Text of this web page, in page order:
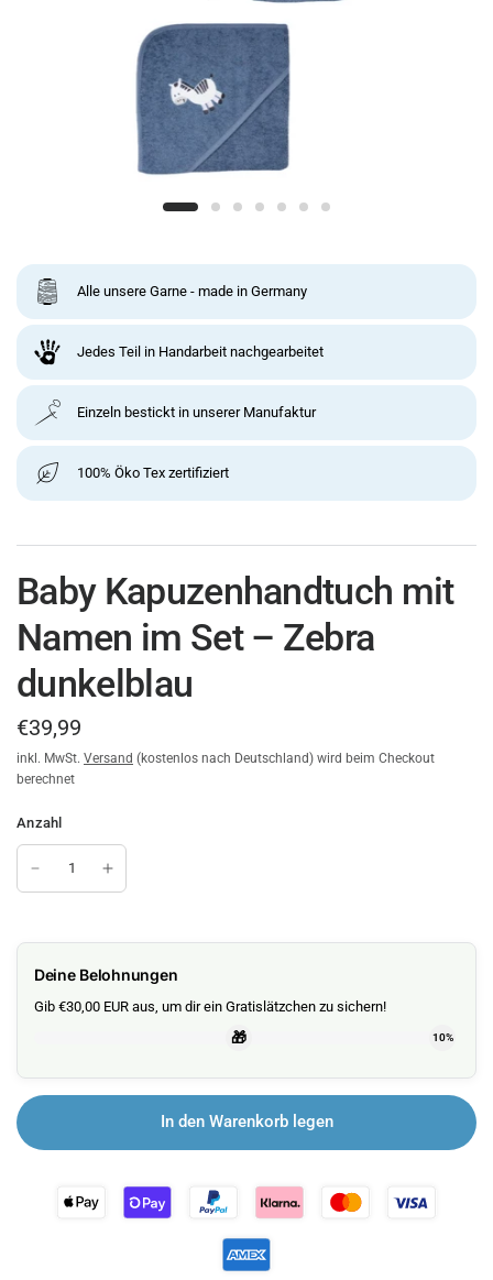
Alle unsere Garne - made in Germany
Jedes Teil in Handarbeit nachgearbeitet
Einzeln bestickt in unserer Manufaktur
100% Öko Tex zertifiziert
Baby Kapuzenhandtuch mit
Namen im Set – Zebra
dunkelblau
€39,99
inkl. MwSt. Versand (kostenlos nach Deutschland) wird beim Checkout
berechnet
Anzahl
Deine Belohnungen
Gib €30,00 EUR aus, um dir ein Gratislätzchen zu sichern!
🎁 10%
In den Warenkorb legen